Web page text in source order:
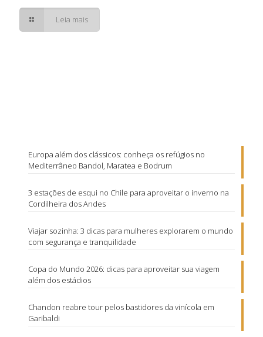
Leia mais
Europa além dos clássicos: conheça os refúgios no
Mediterrâneo Bandol, Maratea e Bodrum
3 estações de esqui no Chile para aproveitar o inverno na
Cordilheira dos Andes
Viajar sozinha: 3 dicas para mulheres explorarem o mundo
com segurança e tranquilidade
Copa do Mundo 2026: dicas para aproveitar sua viagem
além dos estádios
Chandon reabre tour pelos bastidores da vinícola em
Garibaldi